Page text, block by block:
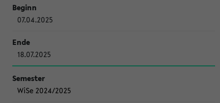
07.04.2025
18.07.2025
WiSe 2024/2025